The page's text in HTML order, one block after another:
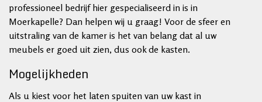
professioneel bedrijf hier gespecialiseerd in is in
Moerkapelle? Dan helpen wij u graag! Voor de sfeer en
uitstraling van de kamer is het van belang dat al uw
meubels er goed uit zien, dus ook de kasten.
Mogelijkheden
Als u kiest voor het laten spuiten van uw kast in